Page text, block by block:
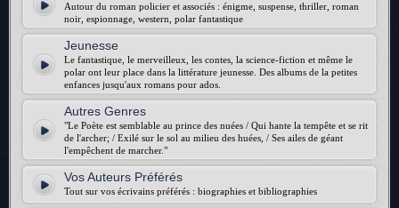
Autour du roman policier et associés : énigme, suspense, thriller, roman
noir, espionnage, western, polar fantastique
Jeunesse
Le fantastique, le merveilleux, les contes, la science-fiction et même le
polar ont leur place dans la littérature jeunesse. Des albums de la petites
enfances jusqu'aux romans pour ados.
Autres Genres
"Le Poète est semblable au prince des nuées / Qui hante la tempête et se rit
de l'archer; / Exilé sur le sol au milieu des huées, / Ses ailes de géant
l'empêchent de marcher."
Vos Auteurs Préférés
Tout sur vos écrivains préférés : biographies et bibliographies